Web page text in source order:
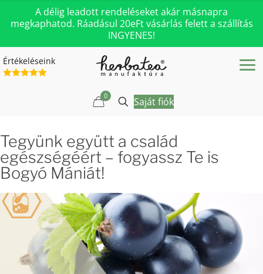
A délig leadott rendeléseket akár másnapra
megkaphatod. Ráadásul 20eFt vásárlás felett a szállítás
INGYENES!
Értékeléseink
0 Saját fiók
Tegyünk együtt a család
egészségéért – fogyassz Te is
Bogyó Mániát!